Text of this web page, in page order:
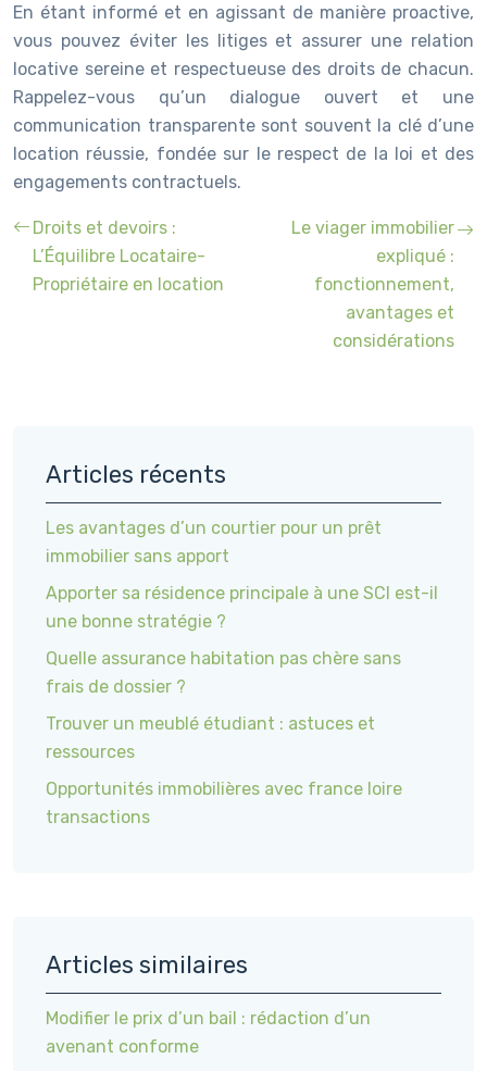
En étant informé et en agissant de manière proactive,
vous pouvez éviter les litiges et assurer une relation
locative sereine et respectueuse des droits de chacun.
Rappelez-vous qu’un dialogue ouvert et une
communication transparente sont souvent la clé d’une
location réussie, fondée sur le respect de la loi et des
engagements contractuels.
Droits et devoirs :
L’Équilibre Locataire-
Propriétaire en location
Le viager immobilier
expliqué :
fonctionnement,
avantages et
considérations
Articles récents
Les avantages d’un courtier pour un prêt
immobilier sans apport
Apporter sa résidence principale à une SCI est-il
une bonne stratégie ?
Quelle assurance habitation pas chère sans
frais de dossier ?
Trouver un meublé étudiant : astuces et
ressources
Opportunités immobilières avec france loire
transactions
Articles similaires
Modifier le prix d’un bail : rédaction d’un
avenant conforme